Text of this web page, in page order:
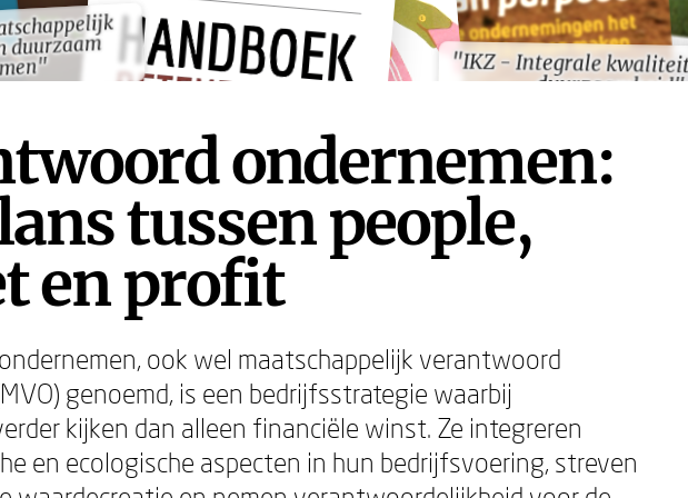
duurzaam "IKZ - Integrale
duurzaamheid"
duurzaam "IKZ - Integrale
duurzaamheid"
ondernemen:
tussen people,
en profit
ook wel maatschappelijk verantwoord
genoemd, is een bedrijfsstrategie waarbij
kijken dan alleen financiële winst. Ze integreren
en ecologische aspecten in hun bedrijfsvoering, streven